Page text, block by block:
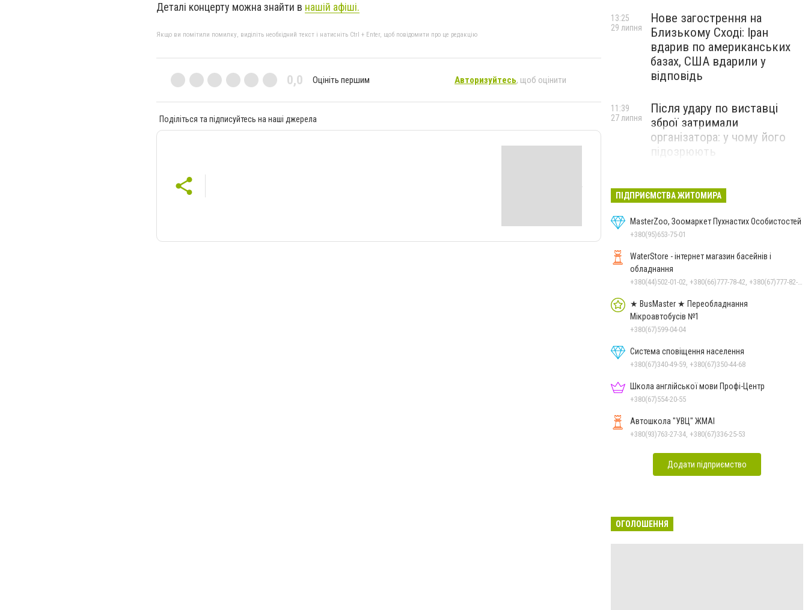
Деталі концерту можна знайти в нашій афіші.
Якщо ви помітили помилку, виділіть необхідний текст і натисніть Ctrl + Enter, щоб повідомити про це редакцію
0,0 Оцініть першим Авторизуйтесь, щоб оцінити
Поділіться та підписуйтесь на наші джерела
Нове загострення на
Близькому Сході: Іран
вдарив по американських
базах, США вдарили у
відповідь
13:25
29 липня
Після удару по виставці
зброї затримали
організатора: у чому його
підозрюють
11:39
27 липня
ПІДПРИЄМСТВА ЖИТОМИРА
MasterZoo, Зоомаркет Пухнастих Особистостей
+380(95)653-75-01
WaterStore - інтернет магазин басейнів і
обладнання
+380(44)502-01-02, +380(66)777-78-42, +380(67)777-82-19, +380(67)890-80-80, +380(73)890-80-80, +380(44)502-01-03
★ BusMaster ★ Переобладнання
Мікроавтобусів №1
+380(67)599-04-04
Система сповіщення населення
+380(67)340-49-59, +380(67)350-44-68
Школа англійської мови Профі-Центр
+380(67)554-20-55
Автошкола "УВЦ" ЖМАІ
+380(93)763-27-34, +380(67)336-25-53
Додати підприємство
ОГОЛОШЕННЯ